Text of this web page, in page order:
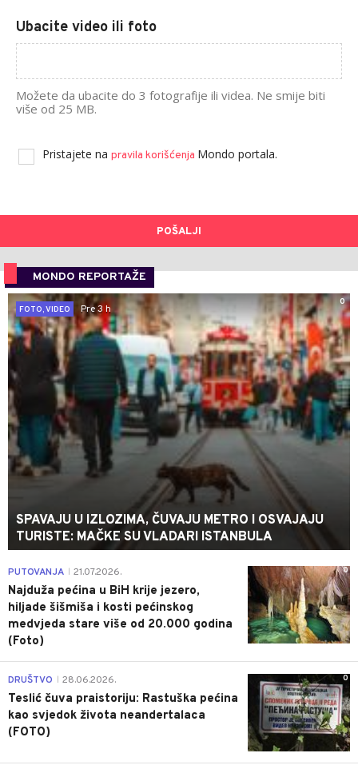
Ubacite video ili foto
Možete da ubacite do 3 fotografije ili videa. Ne smije biti
više od 25 MB.
Pristajete na pravila korišćenja Mondo portala.
POŠALJI
MONDO REPORTAŽE
0
FOTO, VIDEO
Pre 3 h
SPAVAJU U IZLOZIMA, ČUVAJU METRO I OSVAJAJU
TURISTE: MAČKE SU VLADARI ISTANBULA
0
PUTOVANJA 21.07.2026.
Najduža pećina u BiH krije jezero,
hiljade šišmiša i kosti pećinskog
medvjeda stare više od 20.000 godina
(Foto)
0
DRUŠTVO 28.06.2026.
Teslić čuva praistoriju: Rastuška pećina
kao svjedok života neandertalaca
(FOTO)